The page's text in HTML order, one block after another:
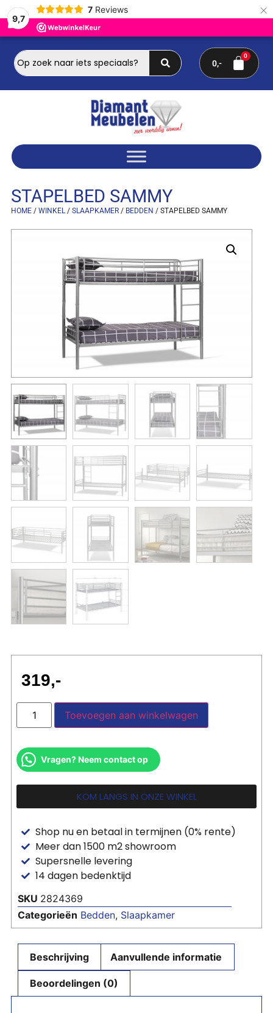
9,7
7 Reviews ×
0
STAPELBED SAMMY
HOME/ WINKEL/ SLAAPKAMER/ BEDDEN / STAPELBED SAMMY
319
Toevoegen aan winkelwagen
Vragen? Neem contact op
KOM LANGS IN ONZE WINKEL
Shop nu en betaal in termijnen (0% rente)
Meer dan 1500 m2 showroom
Supersnelle levering
14 dagen bedenktijd
SKU 2824369
Categorieën Bedden, Slaapkamer
Beschrijving Aanvullende informatie
Beoordelingen (0)